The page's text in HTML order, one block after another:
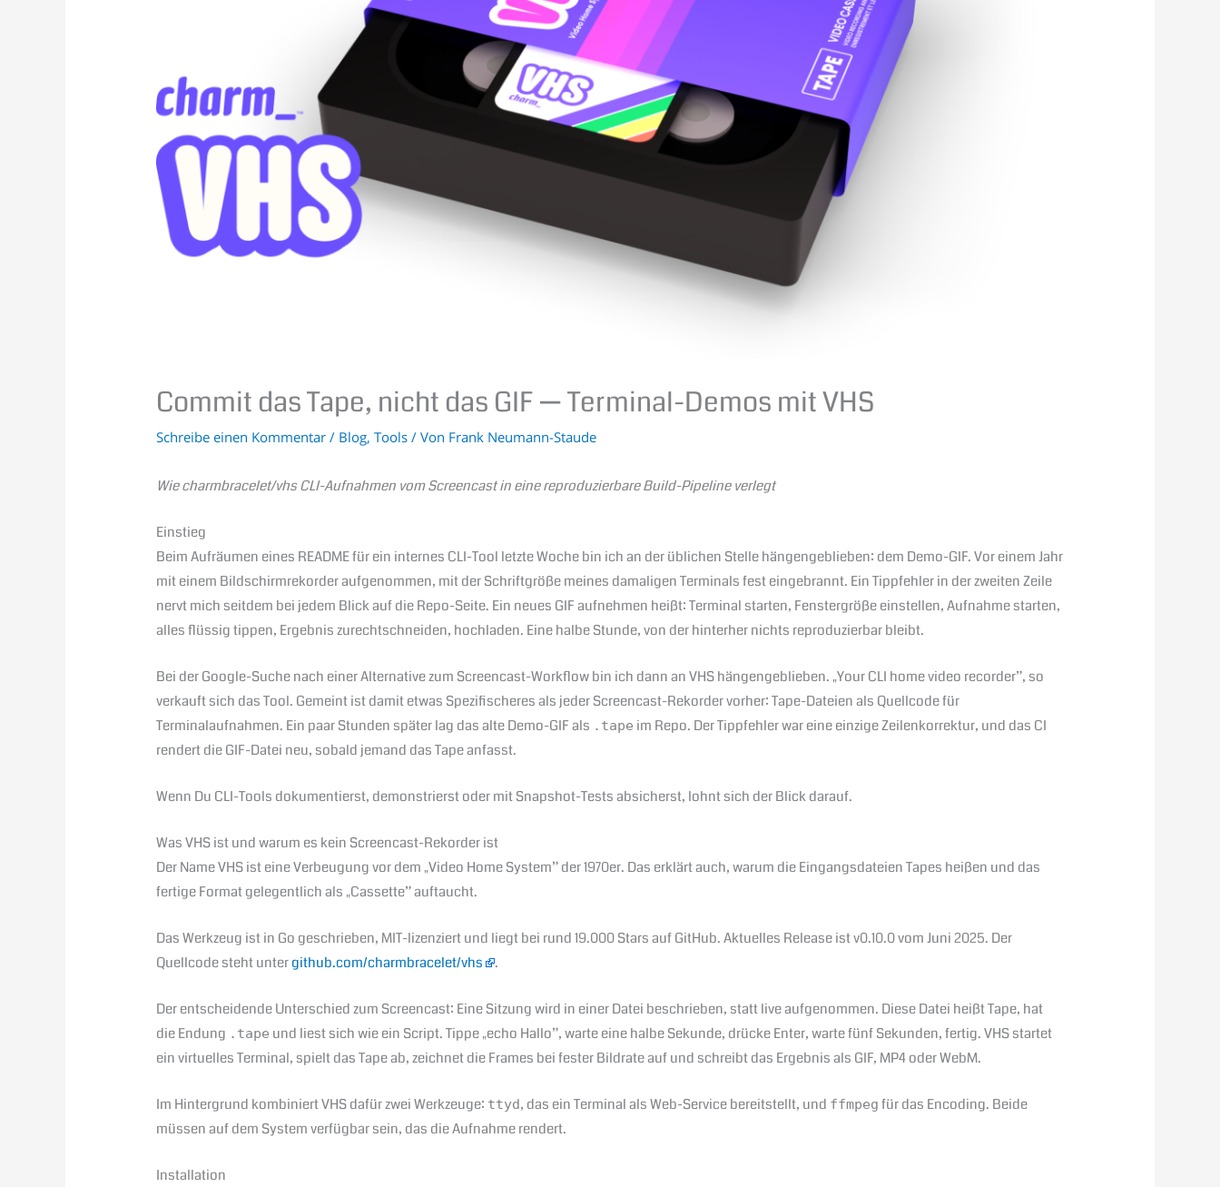
Commit das Tape, nicht das GIF — Terminal-Demos mit VHS
Schreibe einen Kommentar / Blog,Tools / Von Frank Neumann-Staude
Wie charmbracelet/vhs CLI-Aufnahmen vom Screencast in eine reproduzierbare Build-Pipeline verlegt
Einstieg
Beim Aufräumen eines README für ein internes CLI-Tool letzte Woche bin ich an der üblichen Stelle hängengeblieben: dem Demo-GIF. Vor einem Jahr
mit einem Bildschirmrekorder aufgenommen, mit der Schriftgröße meines damaligen Terminals fest eingebrannt. Ein Tippfehler in der zweiten Zeile
nervt mich seitdem bei jedem Blick auf die Repo-Seite. Ein neues GIF aufnehmen heißt: Terminal starten, Fenstergröße einstellen, Aufnahme starten,
alles flüssig tippen, Ergebnis zurechtschneiden, hochladen. Eine halbe Stunde, von der hinterher nichts reproduzierbar bleibt.
Bei der Google-Suche nach einer Alternative zum Screencast-Workflow bin ich dann an VHS hängengeblieben. „Your CLI home video recorder”, so
verkauft sich das Tool. Gemeint ist damit etwas Spezifischeres als jeder Screencast-Rekorder vorher: Tape-Dateien als Quellcode für
Terminalaufnahmen. Ein paar Stunden später lag das alte Demo-GIF als .tape im Repo. Der Tippfehler war eine einzige Zeilenkorrektur, und das CI
rendert die GIF-Datei neu, sobald jemand das Tape anfasst.
Wenn Du CLI-Tools dokumentierst, demonstrierst oder mit Snapshot-Tests absicherst, lohnt sich der Blick darauf.
Was VHS ist und warum es kein Screencast-Rekorder ist
Der Name VHS ist eine Verbeugung vor dem „Video Home System” der 1970er. Das erklärt auch, warum die Eingangsdateien Tapes heißen und das
fertige Format gelegentlich als „Cassette” auftaucht.
Das Werkzeug ist in Go geschrieben, MIT-lizenziert und liegt bei rund 19.000 Stars auf GitHub. Aktuelles Release ist v0.10.0 vom Juni 2025. Der
Quellcode steht untergithub.com/charmbracelet/vhs .
Der entscheidende Unterschied zum Screencast: Eine Sitzung wird in einer Datei beschrieben, statt live aufgenommen. Diese Datei heißt Tape, hat
die Endung .tape und liest sich wie ein Script. Tippe „echo Hallo”, warte eine halbe Sekunde, drücke Enter, warte fünf Sekunden, fertig. VHS startet
ein virtuelles Terminal, spielt das Tape ab, zeichnet die Frames bei fester Bildrate auf und schreibt das Ergebnis als GIF, MP4 oder WebM.
Im Hintergrund kombiniert VHS dafür zwei Werkzeuge: ttyd, das ein Terminal als Web-Service bereitstellt, und ffmpeg für das Encoding. Beide
müssen auf dem System verfügbar sein, das die Aufnahme rendert.
Installation